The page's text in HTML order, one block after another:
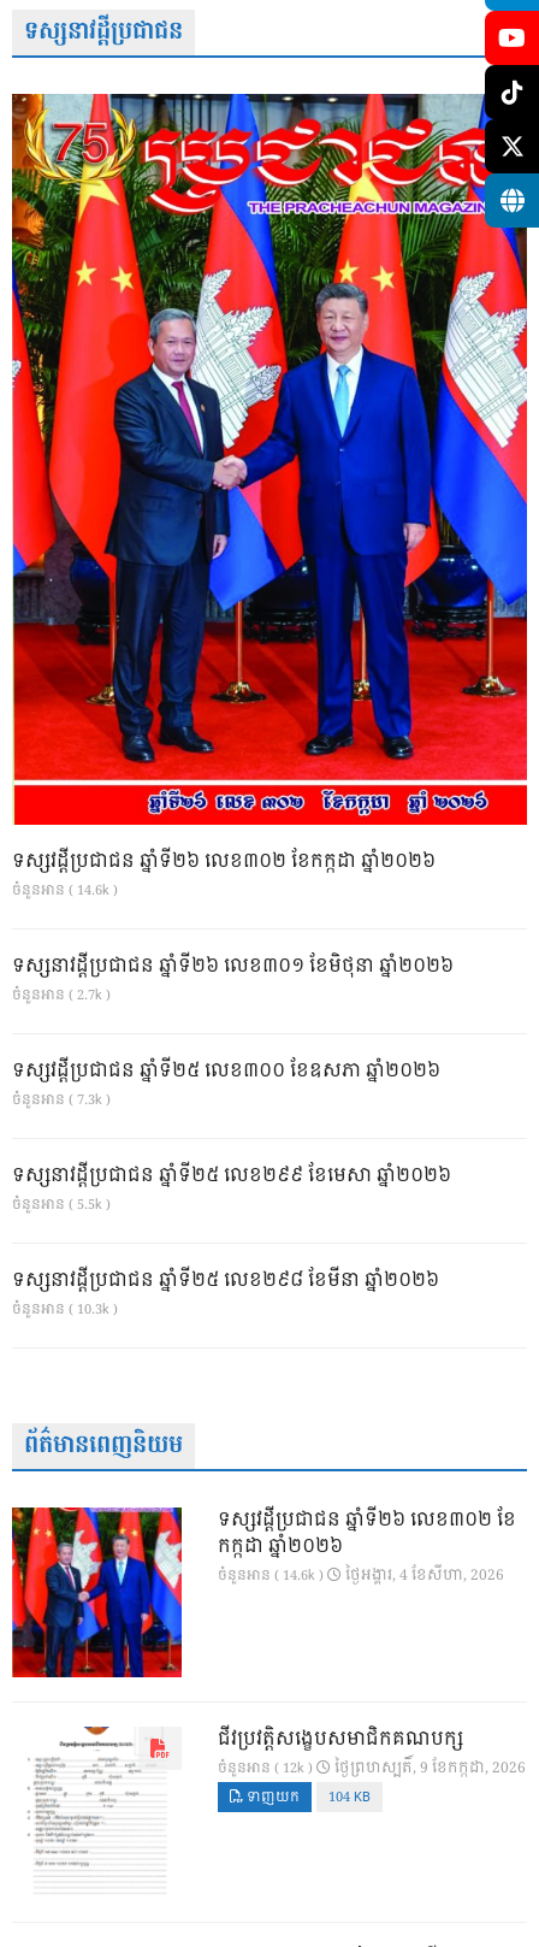
ទស្សនាវដ្តីប្រជាជន
ទស្សវដ្តីប្រជាជន ឆ្នាំទី២៦ លេខ៣០២ ខែកក្កដា ឆ្នាំ២០២៦
ចំនួនអាន ( 14.6k )
ទស្សនាវដ្ដីប្រជាជន ឆ្នាំទី២៦ លេខ៣០១ ខែមិថុនា ឆ្នាំ២០២៦
ចំនួនអាន ( 2.7k )
ទស្សវដ្តីប្រជាជន ឆ្នាំទី២៥ លេខ៣០០ ខែឧសភា ឆ្នាំ២០២៦
ចំនួនអាន ( 7.3k )
ទស្សនាវដ្ដីប្រជាជន ឆ្នាំទី២៥ លេខ២៩៩ ខែមេសា ឆ្នាំ២០២៦
ចំនួនអាន ( 5.5k )
ទស្សនាវដ្ដីប្រជាជន ឆ្នាំទី២៥ លេខ២៩៨ ខែមីនា ឆ្នាំ២០២៦
ចំនួនអាន ( 10.3k )
ព័ត៌មានពេញនិយម
ទស្សវដ្តីប្រជាជន ឆ្នាំទី២៦ លេខ៣០២ ខែ
កក្កដា ឆ្នាំ២០២៦
ចំនួនអាន ( 14.6k ) ថ្ងៃ​អង្គារ, 4 ខែ​សីហា, 2026
ជីវប្រវត្តិសង្ខេបសមាជិកគណបក្ស
ចំនួនអាន ( 12k ) ថ្ងៃ​ព្រហស្បតិ៍, 9 ខែ​កក្កដា, 2026
ទាញយក 104 KB